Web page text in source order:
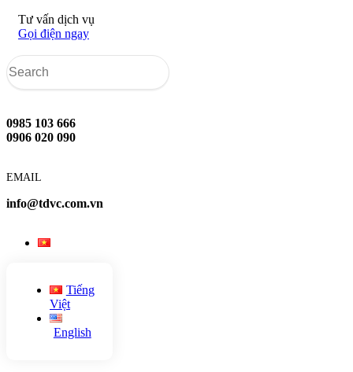
Tư vấn dịch vụ
Gọi điện ngay
0985 103 666
0906 020 090
EMAIL
info@tdvc.com.vn
Tiếng
Việt
English